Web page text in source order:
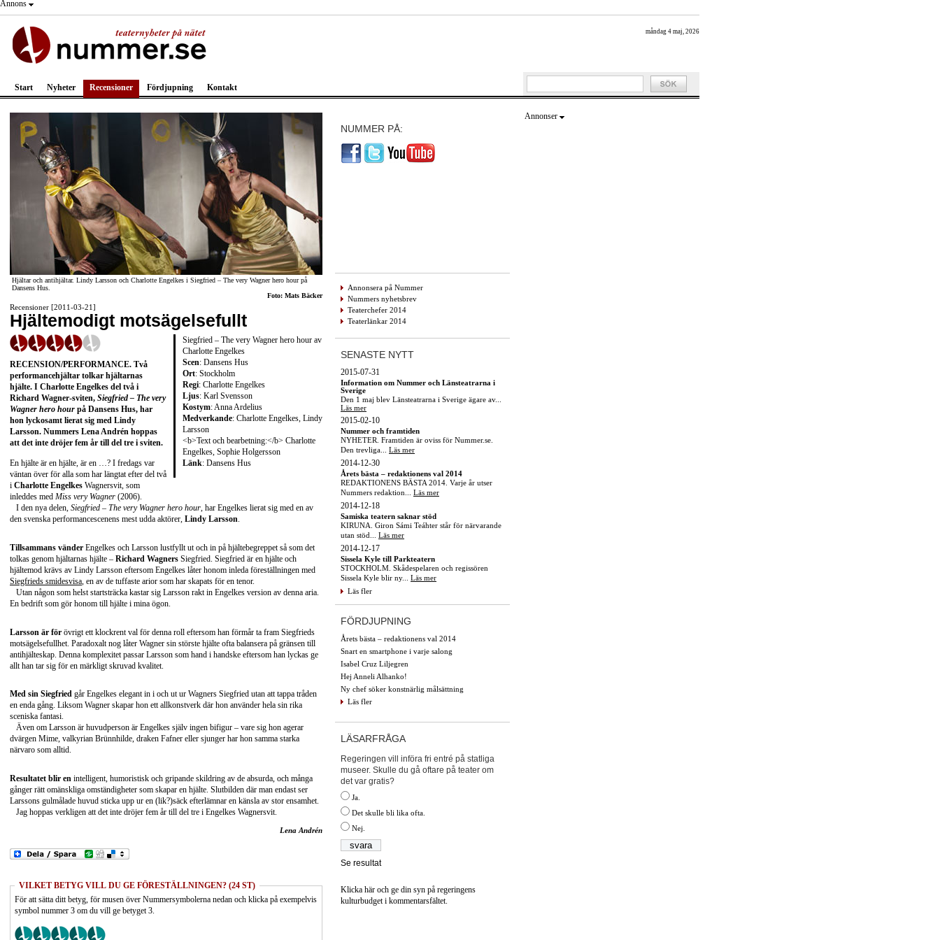
Annons
måndag 4 maj, 2026
Start Nyheter Recensioner Fördjupning Kontakt
Hjältar och antihjältar. Lindy Larsson och Charlotte Engelkes i Siegfried – The very Wagner hero hour på
Dansens Hus.
Foto: Mats Bäcker
Recensioner [2011-03-21]
Hjältemodigt motsägelsefullt
Siegfried – The very Wagner hero hour av
Charlotte Engelkes
Scen: Dansens Hus
Ort: Stockholm
Regi: Charlotte Engelkes
Ljus: Karl Svensson
Kostym: Anna Ardelius
Medverkande: Charlotte Engelkes, Lindy
Larsson
<b>Text och bearbetning:</b> Charlotte
Engelkes, Sophie Holgersson
Länk: Dansens Hus
RECENSION/PERFORMANCE. Två
performancehjältar tolkar hjältarnas
hjälte. I Charlotte Engelkes del två i
Richard Wagner-sviten, Siegfried – The very
Wagner hero hour på Dansens Hus, har
hon lyckosamt lierat sig med Lindy
Larsson. Nummers Lena Andrén hoppas
att det inte dröjer fem år till del tre i sviten.
En hjälte är en hjälte, är en …? I fredags var
väntan över för alla som har längtat efter del två
i Charlotte Engelkes Wagnersvit, som
inleddes med Miss very Wagner (2006).
I den nya delen, Siegfried – The very Wagner hero hour, har Engelkes lierat sig med en av
den svenska performancescenens mest udda aktörer, Lindy Larsson.
Tillsammans vänder Engelkes och Larsson lustfyllt ut och in på hjältebegreppet så som det
tolkas genom hjältarnas hjälte – Richard Wagners Siegfried. Siegfried är en hjälte och
hjältemod krävs av Lindy Larsson eftersom Engelkes låter honom inleda föreställningen med
Siegfrieds smidesvisa, en av de tuffaste arior som har skapats för en tenor.
Utan någon som helst startsträcka kastar sig Larsson rakt in Engelkes version av denna aria.
En bedrift som gör honom till hjälte i mina ögon.
Larsson är för övrigt ett klockrent val för denna roll eftersom han förmår ta fram Siegfrieds
motsägelsefullhet. Paradoxalt nog låter Wagner sin störste hjälte ofta balansera på gränsen till
antihjälteskap. Denna komplexitet passar Larsson som hand i handske eftersom han lyckas ge
allt han tar sig för en märkligt skruvad kvalitet.
Med sin Siegfried går Engelkes elegant in i och ut ur Wagners Siegfried utan att tappa tråden
en enda gång. Liksom Wagner skapar hon ett allkonstverk där hon använder hela sin rika
sceniska fantasi.
Även om Larsson är huvudperson är Engelkes själv ingen bifigur – vare sig hon agerar
dvärgen Mime, valkyrian Brünnhilde, draken Fafner eller sjunger har hon samma starka
närvaro som alltid.
Resultatet blir en intelligent, humoristisk och gripande skildring av de absurda, och många
gånger rätt omänskliga omständigheter som skapar en hjälte. Slutbilden där man endast ser
Larssons gulmålade huvud sticka upp ur en (lik?)säck efterlämnar en känsla av stor ensamhet.
Jag hoppas verkligen att det inte dröjer fem år till del tre i Engelkes Wagnersvit.
Lena Andrén
VILKET BETYG VILL DU GE FÖRESTÄLLNINGEN? (24 ST)
För att sätta ditt betyg, för musen över Nummersymbolerna nedan och klicka på exempelvis
symbol nummer 3 om du vill ge betyget 3.
NUMMER PÅ:
Annonsera på Nummer
Nummers nyhetsbrev
Teaterchefer 2014
Teaterlänkar 2014
SENASTE NYTT
2015-07-31
Information om Nummer och Länsteatrarna i
Sverige
Den 1 maj blev Länsteatrarna i Sverige ägare av...
Läs mer
2015-02-10
Nummer och framtiden
NYHETER. Framtiden är oviss för Nummer.se.
Den trevliga... Läs mer
2014-12-30
Årets bästa – redaktionens val 2014
REDAKTIONENS BÄSTA 2014. Varje år utser
Nummers redaktion... Läs mer
2014-12-18
Samiska teatern saknar stöd
KIRUNA. Giron Sámi Teáhter står för närvarande
utan stöd... Läs mer
2014-12-17
Sissela Kyle till Parkteatern
STOCKHOLM. Skådespelaren och regissören
Sissela Kyle blir ny... Läs mer
Läs fler
FÖRDJUPNING
Årets bästa – redaktionens val 2014
Snart en smartphone i varje salong
Isabel Cruz Liljegren
Hej Anneli Alhanko!
Ny chef söker konstnärlig målsättning
Läs fler
LÄSARFRÅGA
Regeringen vill införa fri entré på statliga
museer. Skulle du gå oftare på teater om
det var gratis?
Ja.
Det skulle bli lika ofta.
Nej.
Se resultat
Klicka här och ge din syn på regeringens
kulturbudget i kommentarsfältet.
Annonser